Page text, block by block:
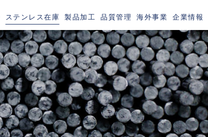
ステンレス在庫 製品加工 品質管理 海外事業 企業情報